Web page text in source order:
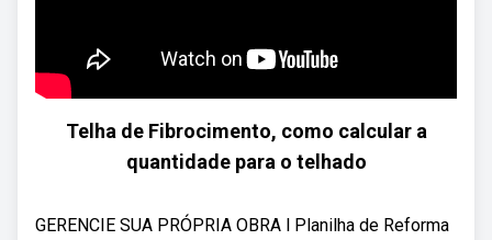
Telha de Fibrocimento, como calcular a
quantidade para o telhado
GERENCIE SUA PRÓPRIA OBRA l Planilha de Reforma